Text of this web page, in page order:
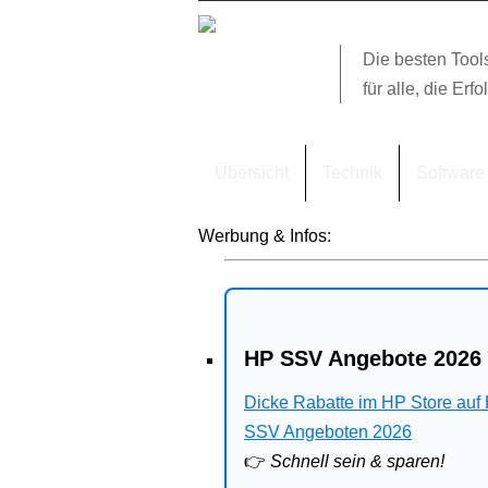
Die besten
für alle, die
Werbung & Infos:
HP SSV Angebote
Dicke Rabatte im HP Store
SSV Angeboten 2026
👉 Schnell sein & sparen!